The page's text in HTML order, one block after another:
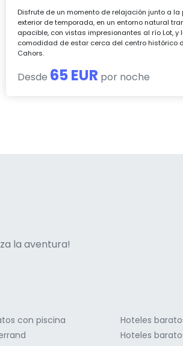
Disfrute de un momento de relajación junto a la
exterior de temporada, en un entorno natural
apacible, con vistas impresionantes al río Lot, y
comodidad de estar cerca del centro histórico
Cahors.
Desde 65 EUR por noche
la aventura!
con piscina
Hoteles
Hoteles